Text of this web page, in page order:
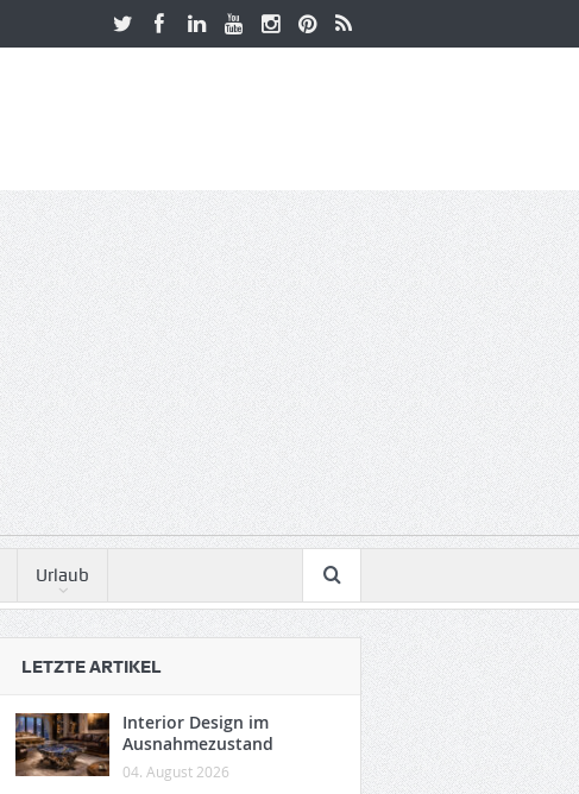
Urlaub
LETZTE ARTIKEL
Interior Design im
Ausnahmezustand
04. August 2026